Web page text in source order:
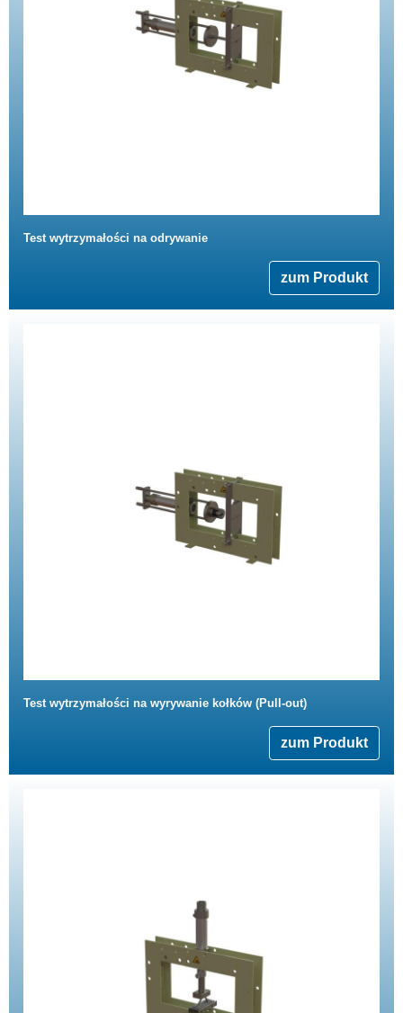
Test wytrzymałości na odrywanie
zum Produkt
Test wytrzymałości na wyrywanie kołków (Pull-out)
zum Produkt